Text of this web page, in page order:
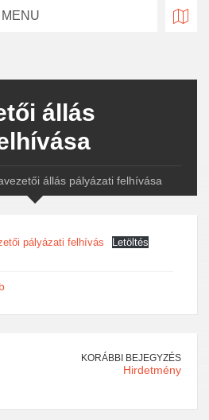
MENU
állás
állás pályázati felhívása
pályázati felhívás Letöltés
KORÁBBI BEJEGYZÉS
Hirdetmény